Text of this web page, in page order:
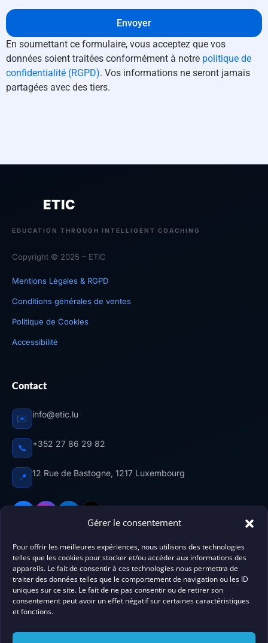
Gérer le consentement
Pour offrir les meilleures expériences, nous utilisons des technologies
telles que les cookies pour stocker et/ou accéder aux informations des
appareils. Le fait de consentir à ces technologies nous permettra de
traiter des données telles que le comportement de navigation ou les ID
uniques sur ce site. Le fait de ne pas consentir ou de retirer son
consentement peut avoir un effet négatif sur certaines caractéristiques
et fonctions.
Envoyer
En soumettant ce formulaire, vous acceptez que vos
données soient traitées conformément à notre politique de
confidentialité (RGPD). Vos informations ne seront jamais
partagées avec des tiers.
ETIC
EDUCATION THROUGH INTELLIGENT COACHING
Copyright © 2025 – ETIC
Mentions Légales & RGPD
Conditions générales de ventes
Politique de Cookies
Accessibilité
Contact
✉️ info@etic.lu
📞 +352 27 86 29 82
📍 12 Rue de Bastogne, 1217 Luxembourg
Centre de formation agréé au Luxembourg. ETIC
accompagneélèves, professionnelset futurs citoyens
luxembourgeois vers la réussite — 9 marques, tous les
domaines de compétences.Agrément n° 10076336/12.